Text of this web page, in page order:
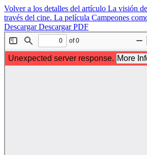
Volver a los detalles del artículo La visión
través del cine. La película Campeones
DescargarDescargar PDF